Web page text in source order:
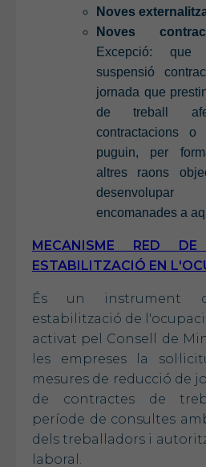
Noves
Noves
Excepció:
suspensió
jornada que
de treball
contractacions o
puguin, per
altres raons
encomanades a
MECANISME RED DE
ESTABILITZACIÓ EN
És un instrument
estabilització de
activat pel Consell de
les empreses la
mesures de reducció de
de contractes de
període de consultes
dels treballadors i
laboral.